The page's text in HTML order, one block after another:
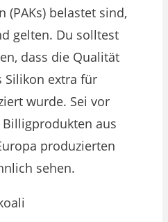
(PAKs) belastet sind,
gelten. Du solltest
dass die Qualität
extra für
wurde. Sei vor
aus
produzierten
sehen.